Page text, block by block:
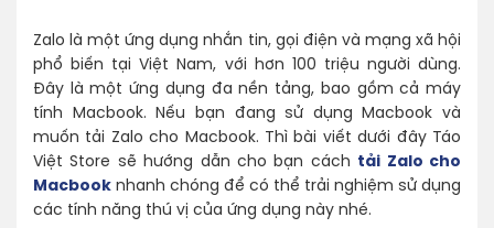
Zalo là một ứng dụng nhắn tin, gọi điện và mạng xã hội
phổ biến tại Việt Nam, với hơn 100 triệu người dùng.
Đây là một ứng dụng đa nền tảng, bao gồm cả máy
tính Macbook. Nếu bạn đang sử dụng Macbook và
muốn tải Zalo cho Macbook. Thì bài viết dưới đây Táo
Việt Store sẽ hướng dẫn cho bạn cách tải Zalo cho
Macbook nhanh chóng để có thể trải nghiệm sử dụng
các tính năng thú vị của ứng dụng này nhé.